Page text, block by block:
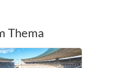
Thema